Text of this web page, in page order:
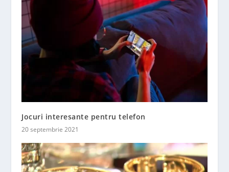
Jocuri interesante pentru telefon
20 septembrie 2021